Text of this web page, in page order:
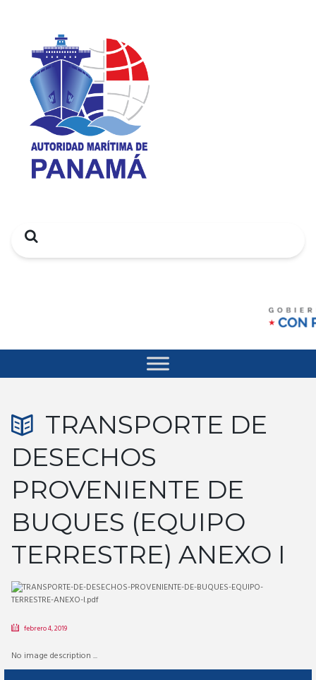
Search
TRANSPORTE DE
DESECHOS
PROVENIENTE DE
BUQUES (EQUIPO
TERRESTRE) ANEXO I
febrero 4, 2019
No image description ...